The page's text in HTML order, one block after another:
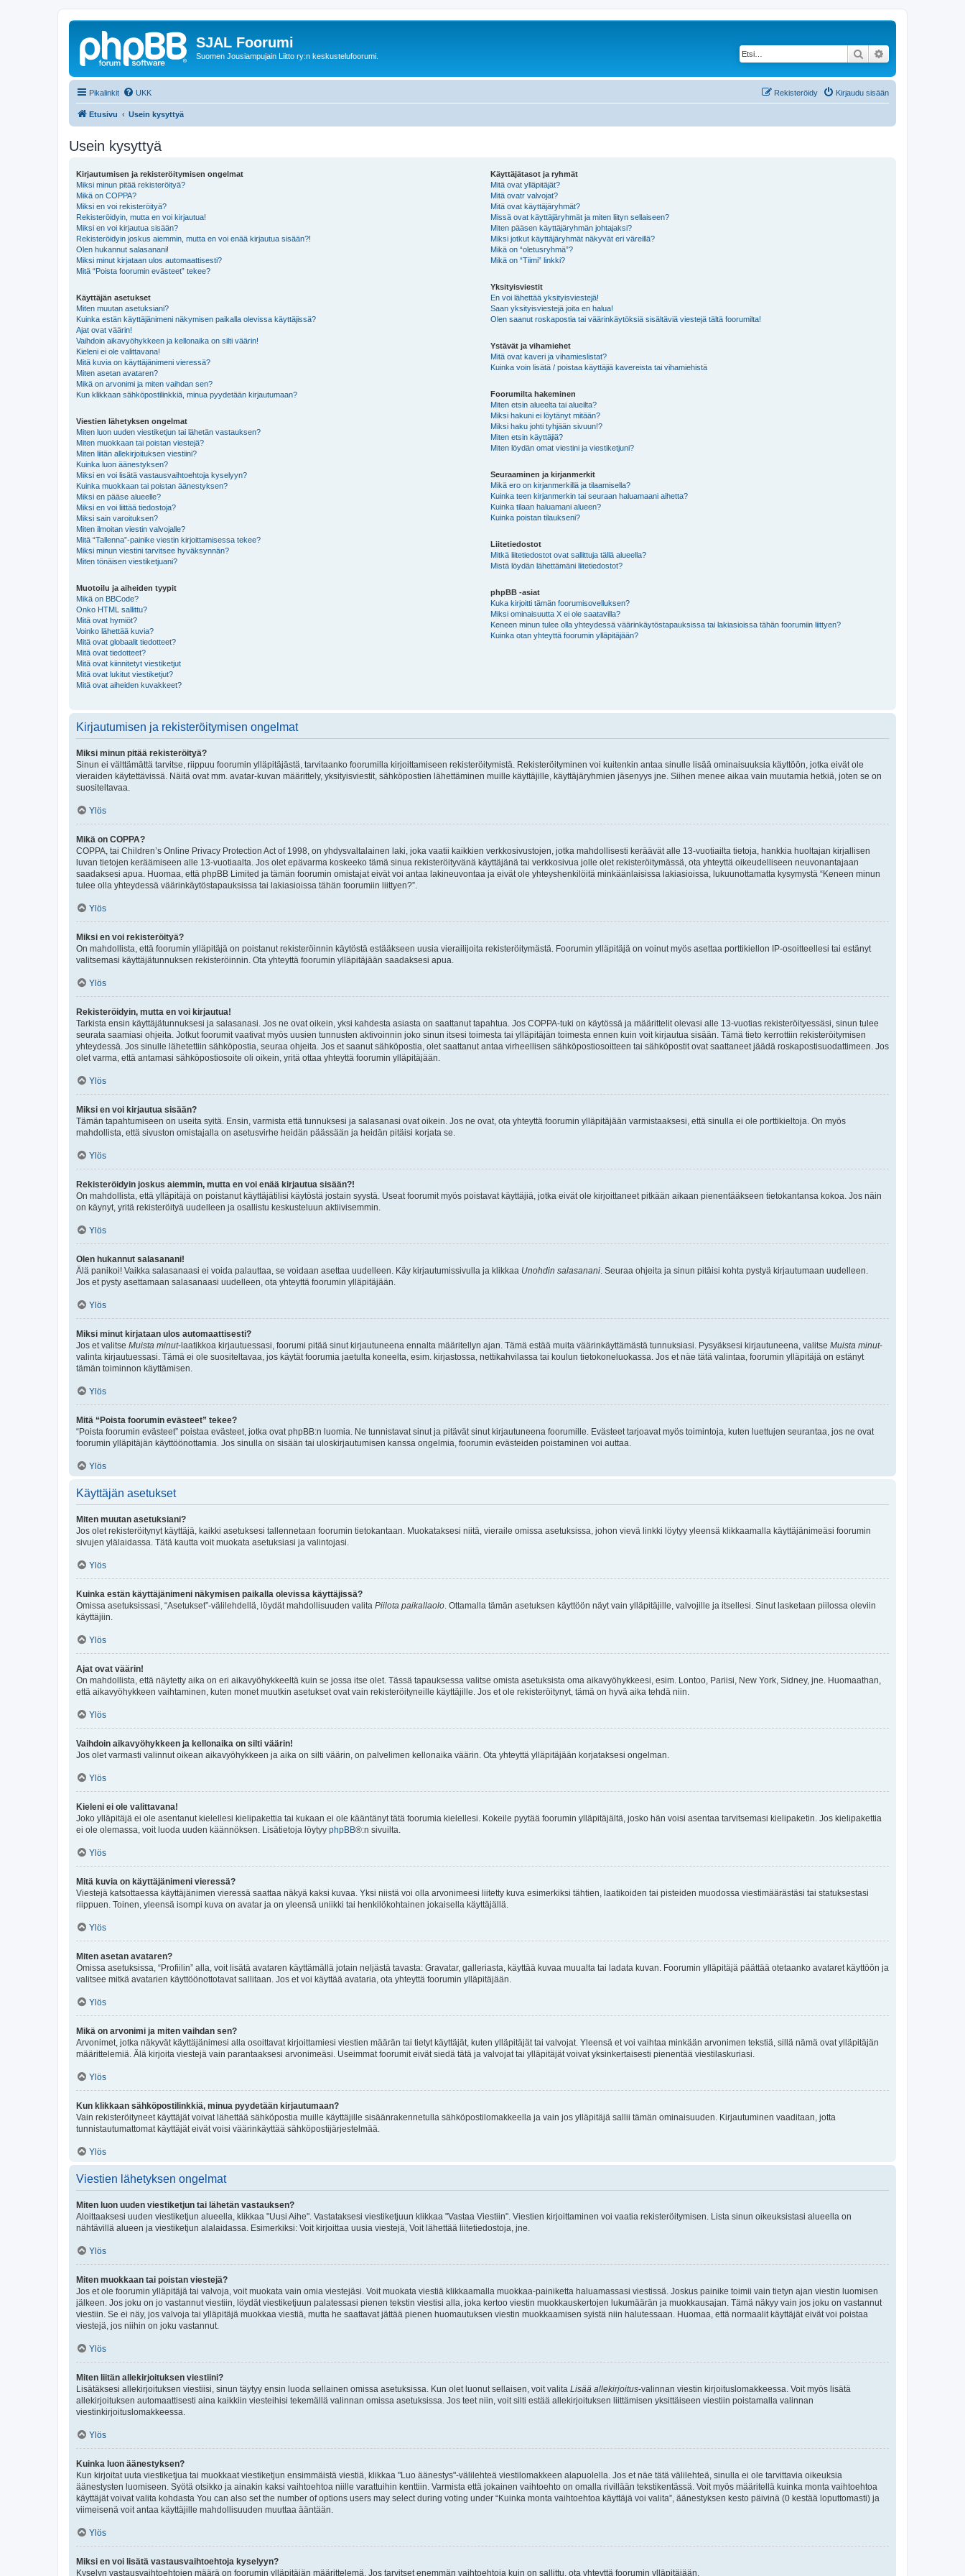
SJAL Foorumi
Suomen Jousiampujain Liitto ry:n keskustelufoorumi. Etsi
Pikalinkit UKK Kirjaudu sisään
Rekisteröidy
Etusivu Usein kysyttyä
Usein kysyttyä
Kirjautumisen ja rekisteröitymisen ongelmat
Miksi minun pitää rekisteröityä?
Mikä on COPPA?
Miksi en voi rekisteröityä?
Rekisteröidyin, mutta en voi kirjautua!
Miksi en voi kirjautua sisään?
Rekisteröidyin joskus aiemmin, mutta en voi enää kirjautua sisään?!
Olen hukannut salasanani!
Miksi minut kirjataan ulos automaattisesti?
Mitä “Poista foorumin evästeet” tekee?
Käyttäjän asetukset
Miten muutan asetuksiani?
Kuinka estän käyttäjänimeni näkymisen paikalla olevissa käyttäjissä?
Ajat ovat väärin!
Vaihdoin aikavyöhykkeen ja kellonaika on silti väärin!
Kieleni ei ole valittavana!
Mitä kuvia on käyttäjänimeni vieressä?
Miten asetan avataren?
Mikä on arvonimi ja miten vaihdan sen?
Kun klikkaan sähköpostilinkkiä, minua pyydetään kirjautumaan?
Viestien lähetyksen ongelmat
Miten luon uuden viestiketjun tai lähetän vastauksen?
Miten muokkaan tai poistan viestejä?
Miten liitän allekirjoituksen viestiini?
Kuinka luon äänestyksen?
Miksi en voi lisätä vastausvaihtoehtoja kyselyyn?
Kuinka muokkaan tai poistan äänestyksen?
Miksi en pääse alueelle?
Miksi en voi liittää tiedostoja?
Miksi sain varoituksen?
Miten ilmoitan viestin valvojalle?
Mitä “Tallenna”-painike viestin kirjoittamisessa tekee?
Miksi minun viestini tarvitsee hyväksynnän?
Miten tönäisen viestiketjuani?
Muotoilu ja aiheiden tyypit
Mikä on BBCode?
Onko HTML sallittu?
Mitä ovat hymiöt?
Voinko lähettää kuvia?
Mitä ovat globaalit tiedotteet?
Mitä ovat tiedotteet?
Mitä ovat kiinnitetyt viestiketjut
Mitä ovat lukitut viestiketjut?
Mitä ovat aiheiden kuvakkeet?
Käyttäjätasot ja ryhmät
Mitä ovat ylläpitäjät?
Mitä ovatr valvojat?
Mitä ovat käyttäjäryhmät?
Missä ovat käyttäjäryhmät ja miten liityn sellaiseen?
Miten pääsen käyttäjäryhmän johtajaksi?
Miksi jotkut käyttäjäryhmät näkyvät eri väreillä?
Mikä on “oletusryhmä”?
Mikä on “Tiimi” linkki?
Yksityisviestit
En voi lähettää yksityisviestejä!
Saan yksityisviestejä joita en halua!
Olen saanut roskapostia tai väärinkäytöksiä sisältäviä viestejä tältä foorumilta!
Ystävät ja vihamiehet
Mitä ovat kaveri ja vihamieslistat?
Kuinka voin lisätä / poistaa käyttäjiä kavereista tai vihamiehistä
Foorumilta hakeminen
Miten etsin alueelta tai alueilta?
Miksi hakuni ei löytänyt mitään?
Miksi haku johti tyhjään sivuun!?
Miten etsin käyttäjiä?
Miten löydän omat viestini ja viestiketjuni?
Seuraaminen ja kirjanmerkit
Mikä ero on kirjanmerkillä ja tilaamisella?
Kuinka teen kirjanmerkin tai seuraan haluamaani aihetta?
Kuinka tilaan haluamani alueen?
Kuinka poistan tilaukseni?
Liitetiedostot
Mitkä liitetiedostot ovat sallittuja tällä alueella?
Mistä löydän lähettämäni liitetiedostot?
phpBB -asiat
Kuka kirjoitti tämän foorumisovelluksen?
Miksi ominaisuutta X ei ole saatavilla?
Keneen minun tulee olla yhteydessä väärinkäytöstapauksissa tai lakiasioissa tähän foorumiin liittyen?
Kuinka otan yhteyttä foorumin ylläpitäjään?
Kirjautumisen ja rekisteröitymisen ongelmat
Miksi minun pitää rekisteröityä?
Sinun ei välttämättä tarvitse, riippuu foorumin ylläpitäjästä, tarvitaanko foorumilla kirjoittamiseen rekisteröitymistä. Rekisteröityminen voi kuitenkin antaa sinulle lisää ominaisuuksia käyttöön, jotka eivät ole
vieraiden käytettävissä. Näitä ovat mm. avatar-kuvan määrittely, yksityisviestit, sähköpostien lähettäminen muille käyttäjille, käyttäjäryhmien jäsenyys jne. Siihen menee aikaa vain muutamia hetkiä, joten se on
suositeltavaa.
Ylös
Mikä on COPPA?
COPPA, tai Children’s Online Privacy Protection Act of 1998, on yhdysvaltalainen laki, joka vaatii kaikkien verkkosivustojen, jotka mahdollisesti keräävät alle 13-vuotiailta tietoja, hankkia huoltajan kirjallisen
luvan tietojen keräämiseen alle 13-vuotiaalta. Jos olet epävarma koskeeko tämä sinua rekisteröityvänä käyttäjänä tai verkkosivua jolle olet rekisteröitymässä, ota yhteyttä oikeudelliseen neuvonantajaan
saadaksesi apua. Huomaa, että phpBB Limited ja tämän foorumin omistajat eivät voi antaa lakineuvontaa ja eivät ole yhteyshenkilöitä minkäänlaisissa lakiasioissa, lukuunottamatta kysymystä “Keneen minun
tulee olla yhteydessä väärinkäytöstapauksissa tai lakiasioissa tähän foorumiin liittyen?”.
Ylös
Miksi en voi rekisteröityä?
On mahdollista, että foorumin ylläpitäjä on poistanut rekisteröinnin käytöstä estääkseen uusia vierailijoita rekisteröitymästä. Foorumin ylläpitäjä on voinut myös asettaa porttikiellon IP-osoitteellesi tai estänyt
valitsemasi käyttäjätunnuksen rekisteröinnin. Ota yhteyttä foorumin ylläpitäjään saadaksesi apua.
Ylös
Rekisteröidyin, mutta en voi kirjautua!
Tarkista ensin käyttäjätunnuksesi ja salasanasi. Jos ne ovat oikein, yksi kahdesta asiasta on saattanut tapahtua. Jos COPPA-tuki on käytössä ja määrittelit olevasi alle 13-vuotias rekisteröityessäsi, sinun tulee
seurata saamiasi ohjeita. Jotkut foorumit vaativat myös uusien tunnusten aktivoinnin joko sinun itsesi toimesta tai ylläpitäjän toimesta ennen kuin voit kirjautua sisään. Tämä tieto kerrottiin rekisteröitymisen
yhteydessä. Jos sinulle lähetettiin sähköpostia, seuraa ohjeita. Jos et saanut sähköpostia, olet saattanut antaa virheellisen sähköpostiosoitteen tai sähköpostit ovat saattaneet jäädä roskapostisuodattimeen. Jos
olet varma, että antamasi sähköpostiosoite oli oikein, yritä ottaa yhteyttä foorumin ylläpitäjään.
Ylös
Miksi en voi kirjautua sisään?
Tämän tapahtumiseen on useita syitä. Ensin, varmista että tunnuksesi ja salasanasi ovat oikein. Jos ne ovat, ota yhteyttä foorumin ylläpitäjään varmistaaksesi, että sinulla ei ole porttikieltoja. On myös
mahdollista, että sivuston omistajalla on asetusvirhe heidän päässään ja heidän pitäisi korjata se.
Ylös
Rekisteröidyin joskus aiemmin, mutta en voi enää kirjautua sisään?!
On mahdollista, että ylläpitäjä on poistanut käyttäjätilisi käytöstä jostain syystä. Useat foorumit myös poistavat käyttäjiä, jotka eivät ole kirjoittaneet pitkään aikaan pienentääkseen tietokantansa kokoa. Jos näin
on käynyt, yritä rekisteröityä uudelleen ja osallistu keskusteluun aktiivisemmin.
Ylös
Olen hukannut salasanani!
Älä panikoi! Vaikka salasanaasi ei voida palauttaa, se voidaan asettaa uudelleen. Käy kirjautumissivulla ja klikkaa Unohdin salasanani . Seuraa ohjeita ja sinun pitäisi kohta pystyä kirjautumaan uudelleen.
Jos et pysty asettamaan salasanaasi uudelleen, ota yhteyttä foorumin ylläpitäjään.
Ylös
Miksi minut kirjataan ulos automaattisesti?
Jos et valitse Muista minut-laatikkoa kirjautuessasi, foorumi pitää sinut kirjautuneena ennalta määritellyn ajan. Tämä estää muita väärinkäyttämästä tunnuksiasi. Pysyäksesi kirjautuneena, valitse Muista minut-
valinta kirjautuessasi. Tämä ei ole suositeltavaa, jos käytät foorumia jaetulta koneelta, esim. kirjastossa, nettikahvilassa tai koulun tietokoneluokassa. Jos et näe tätä valintaa, foorumin ylläpitäjä on estänyt
tämän toiminnon käyttämisen.
Ylös
Mitä “Poista foorumin evästeet” tekee?
“Poista foorumin evästeet” poistaa evästeet, jotka ovat phpBB:n luomia. Ne tunnistavat sinut ja pitävät sinut kirjautuneena foorumille. Evästeet tarjoavat myös toimintoja, kuten luettujen seurantaa, jos ne ovat
foorumin ylläpitäjän käyttöönottamia. Jos sinulla on sisään tai uloskirjautumisen kanssa ongelmia, foorumin evästeiden poistaminen voi auttaa.
Ylös
Käyttäjän asetukset
Miten muutan asetuksiani?
Jos olet rekisteröitynyt käyttäjä, kaikki asetuksesi tallennetaan foorumin tietokantaan. Muokataksesi niitä, vieraile omissa asetuksissa, johon vievä linkki löytyy yleensä klikkaamalla käyttäjänimeäsi foorumin
sivujen ylälaidassa. Tätä kautta voit muokata asetuksiasi ja valintojasi.
Ylös
Kuinka estän käyttäjänimeni näkymisen paikalla olevissa käyttäjissä?
Omissa asetuksissasi, “Asetukset”-välilehdellä, löydät mahdollisuuden valita Piilota paikallaolo . Ottamalla tämän asetuksen käyttöön näyt vain ylläpitäjille, valvojille ja itsellesi. Sinut lasketaan piilossa oleviin
käyttäjiin.
Ylös
Ajat ovat väärin!
On mahdollista, että näytetty aika on eri aikavyöhykkeeltä kuin se jossa itse olet. Tässä tapauksessa valitse omista asetuksista oma aikavyöhykkeesi, esim. Lontoo, Pariisi, New York, Sidney, jne. Huomaathan,
että aikavyöhykkeen vaihtaminen, kuten monet muutkin asetukset ovat vain rekisteröityneille käyttäjille. Jos et ole rekisteröitynyt, tämä on hyvä aika tehdä niin.
Ylös
Vaihdoin aikavyöhykkeen ja kellonaika on silti väärin!
Jos olet varmasti valinnut oikean aikavyöhykkeen ja aika on silti väärin, on palvelimen kellonaika väärin. Ota yhteyttä ylläpitäjään korjataksesi ongelman.
Ylös
Kieleni ei ole valittavana!
Joko ylläpitäjä ei ole asentanut kielellesi kielipakettia tai kukaan ei ole kääntänyt tätä foorumia kielellesi. Kokeile pyytää foorumin ylläpitäjältä, josko hän voisi asentaa tarvitsemasi kielipaketin. Jos kielipakettia
ei ole olemassa, voit luoda uuden käännöksen. Lisätietoja löytyy phpBB®:n sivuilta.
Ylös
Mitä kuvia on käyttäjänimeni vieressä?
Viestejä katsottaessa käyttäjänimen vieressä saattaa näkyä kaksi kuvaa. Yksi niistä voi olla arvonimeesi liitetty kuva esimerkiksi tähtien, laatikoiden tai pisteiden muodossa viestimäärästäsi tai statuksestasi
riippuen. Toinen, yleensä isompi kuva on avatar ja on yleensä uniikki tai henkilökohtainen jokaisella käyttäjällä.
Ylös
Miten asetan avataren?
Omissa asetuksissa, “Profiilin” alla, voit lisätä avataren käyttämällä jotain neljästä tavasta: Gravatar, galleriasta, käyttää kuvaa muualta tai ladata kuvan. Foorumin ylläpitäjä päättää otetaanko avataret käyttöön ja
valitsee mitkä avatarien käyttöönottotavat sallitaan. Jos et voi käyttää avataria, ota yhteyttä foorumin ylläpitäjään.
Ylös
Mikä on arvonimi ja miten vaihdan sen?
Arvonimet, jotka näkyvät käyttäjänimesi alla osoittavat kirjoittamiesi viestien määrän tai tietyt käyttäjät, kuten ylläpitäjät tai valvojat. Yleensä et voi vaihtaa minkään arvonimen tekstiä, sillä nämä ovat ylläpitäjän
määrittelemiä. Älä kirjoita viestejä vain parantaaksesi arvonimeäsi. Useimmat foorumit eivät siedä tätä ja valvojat tai ylläpitäjät voivat yksinkertaisesti pienentää viestilaskuriasi.
Ylös
Kun klikkaan sähköpostilinkkiä, minua pyydetään kirjautumaan?
Vain rekisteröityneet käyttäjät voivat lähettää sähköpostia muille käyttäjille sisäänrakennetulla sähköpostilomakkeella ja vain jos ylläpitäjä sallii tämän ominaisuuden. Kirjautuminen vaaditaan, jotta
tunnistautumattomat käyttäjät eivät voisi väärinkäyttää sähköpostijärjestelmää.
Ylös
Viestien lähetyksen ongelmat
Miten luon uuden viestiketjun tai lähetän vastauksen?
Aloittaaksesi uuden viestiketjun alueella, klikkaa "Uusi Aihe". Vastataksesi viestiketjuun klikkaa "Vastaa Viestiin". Viestien kirjoittaminen voi vaatia rekisteröitymisen. Lista sinun oikeuksistasi alueella on
nähtävillä alueen ja viestiketjun alalaidassa. Esimerkiksi: Voit kirjoittaa uusia viestejä, Voit lähettää liitetiedostoja, jne.
Ylös
Miten muokkaan tai poistan viestejä?
Jos et ole foorumin ylläpitäjä tai valvoja, voit muokata vain omia viestejäsi. Voit muokata viestiä klikkaamalla muokkaa-painiketta haluamassasi viestissä. Joskus painike toimii vain tietyn ajan viestin luomisen
jälkeen. Jos joku on jo vastannut viestiin, löydät viestiketjuun palatessasi pienen tekstin viestisi alla, joka kertoo viestin muokkauskertojen lukumäärän ja muokkausajan. Tämä näkyy vain jos joku on vastannut
viestiin. Se ei näy, jos valvoja tai ylläpitäjä muokkaa viestiä, mutta he saattavat jättää pienen huomautuksen viestin muokkaamisen syistä niin halutessaan. Huomaa, että normaalit käyttäjät eivät voi poistaa
viestejä, jos niihin on joku vastannut.
Ylös
Miten liitän allekirjoituksen viestiini?
Lisätäksesi allekirjoituksen viestiisi, sinun täytyy ensin luoda sellainen omissa asetuksissa. Kun olet luonut sellaisen, voit valita Lisää allekirjoitus-valinnan viestin kirjoituslomakkeessa. Voit myös lisätä
allekirjoituksen automaattisesti aina kaikkiin viesteihisi tekemällä valinnan omissa asetuksissa. Jos teet niin, voit silti estää allekirjoituksen liittämisen yksittäiseen viestiin poistamalla valinnan
viestinkirjoituslomakkeessa.
Ylös
Kuinka luon äänestyksen?
Kun kirjoitat uuta viestiketjua tai muokkaat viestiketjun ensimmäistä viestiä, klikkaa "Luo äänestys"-välilehteä viestilomakkeen alapuolella. Jos et näe tätä välilehteä, sinulla ei ole tarvittavia oikeuksia
äänestysten luomiseen. Syötä otsikko ja ainakin kaksi vaihtoehtoa niille varattuihin kenttiin. Varmista että jokainen vaihtoehto on omalla rivillään tekstikentässä. Voit myös määritellä kuinka monta vaihtoehtoa
käyttäjät voivat valita kohdasta You can also set the number of options users may select during voting under “Kuinka monta vaihtoehtoa käyttäjä voi valita”, äänestyksen kesto päivinä (0 kestää loputtomasti) ja
viimeisenä voit antaa käyttäjille mahdollisuuden muuttaa ääntään.
Ylös
Miksi en voi lisätä vastausvaihtoehtoja kyselyyn?
Kyselyn vastausvaihtoehtojen määrä on foorumin ylläpitäjän määrittelemä. Jos tarvitset enemmän vaihtoehtoja kuin on sallittu, ota yhteyttä foorumin ylläpitäjään.